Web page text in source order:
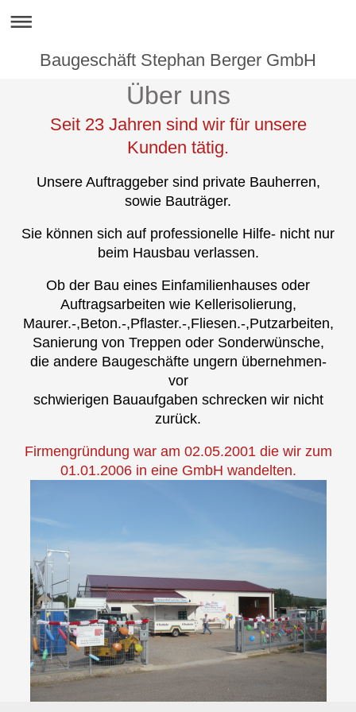
Baugeschäft Stephan Berger GmbH
Über uns
Seit 23 Jahren sind wir für unsere
Kunden tätig.
Unsere Auftraggeber sind private Bauherren,
sowie Bauträger.
Sie können sich auf professionelle Hilfe- nicht nur
beim Hausbau verlassen.
Ob der Bau eines Einfamilienhauses oder
Auftragsarbeiten wie Kellerisolierung,
Maurer.-,Beton.-,Pflaster.-,Fliesen.-,Putzarbeiten,
Sanierung von Treppen oder Sonderwünsche,
die andere Baugeschäfte ungern übernehmen-
vor
schwierigen Bauaufgaben schrecken wir nicht
zurück.
Firmengründung war am 02.05.2001 die wir zum
01.01.2006 in eine GmbH wandelten.